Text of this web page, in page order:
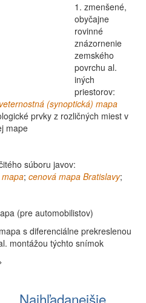
1. zmenšené,
obyčajne
rovinné
znázornenie
zemského
povrchu al.
iných
priestorov:
(synoptická) mapa
prvky z rozličných miest v
mape
súboru javov:
; cenová mapa Bratislavy;
(pre automobilistov)
mapa s diferenciálne prekreslenou
montážou týchto snímok
Najhľadanejšie